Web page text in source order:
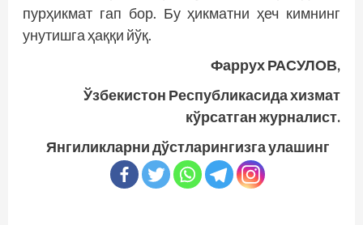
пурҳикмат гап бор. Бу ҳикматни ҳеч кимнинг
унутишга ҳаққи йўқ.
Фаррух РАСУЛОВ,
Ўзбекистон Республикасида хизмат
кўрсатган журналист.
Янгиликларни дўстларингизга улашинг